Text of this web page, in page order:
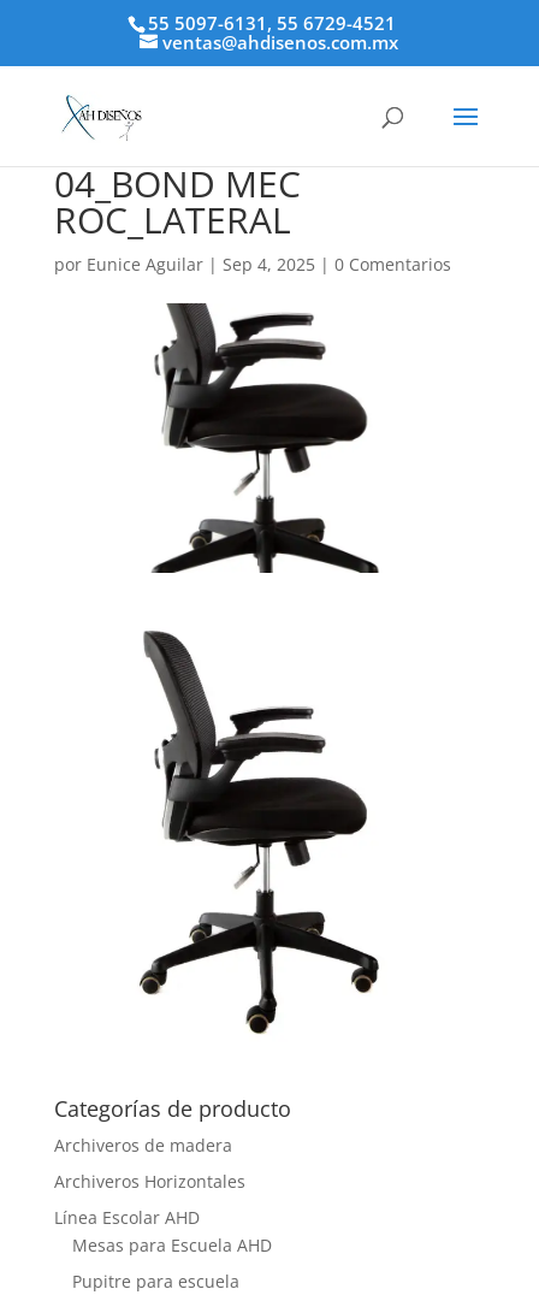
55 5097-6131, 55 6729-4521
ventas@ahdisenos.com.mx
04_BOND MEC
ROC_LATERAL
por Eunice Aguilar| Sep 4, 2025| 0 Comentarios
Categorías de producto
Archiveros de madera
Archiveros Horizontales
Línea Escolar AHD
Mesas para Escuela AHD
Pupitre para escuela